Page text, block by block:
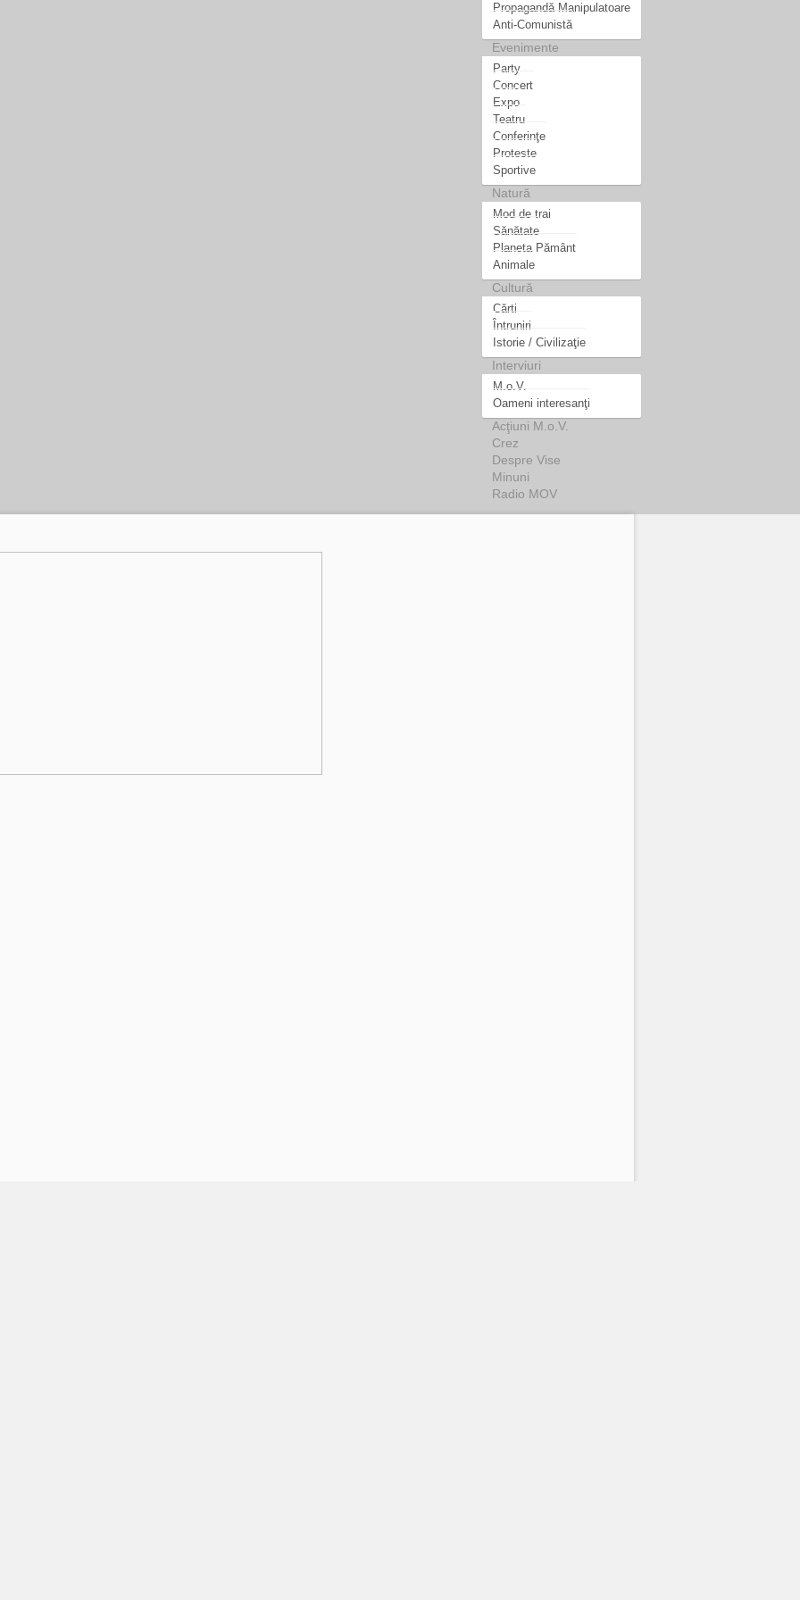
Propagandă Manipulatoare
Anti-Comunistă
Evenimente
Party
Concert
Expo
Teatru
Conferinţe
Proteste
Sportive
Natură
Mod de trai
Sănătate
Planeta Pământ
Animale
Cultură
Cărti
Întruniri
Istorie / Civilizaţie
Interviuri
M.o.V.
Oameni interesanţi
Acţiuni M.o.V.
Crez
Despre Vise
Minuni
Radio MOV